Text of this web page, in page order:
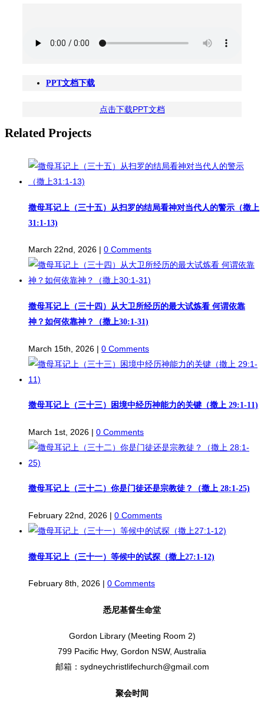
PPT文档下载
点击下载PPT文档
Related Projects
撒母耳记上（三十五）从扫罗的结局看神对当代人的警示（撒上
31:1-13)
March 22nd, 2026 | 0 Comments
撒母耳记上（三十四）从大卫所经历的最大试炼看 何谓依靠
神？如何依靠神？（撒上30:1-31)
March 15th, 2026 | 0 Comments
撒母耳记上（三十三）困境中经历神能力的关键（撒上 29:1-11)
March 1st, 2026 | 0 Comments
撒母耳记上（三十二）你是门徒还是宗教徒？（撒上 28:1-25)
February 22nd, 2026 | 0 Comments
撒母耳记上（三十一）等候中的试探（撒上27:1-12)
February 8th, 2026 | 0 Comments
悉尼基督生命堂
Gordon Library (Meeting Room 2)
799 Pacific Hwy, Gordon NSW, Australia
邮箱：sydneychristlifechurch@gmail.com
聚会时间